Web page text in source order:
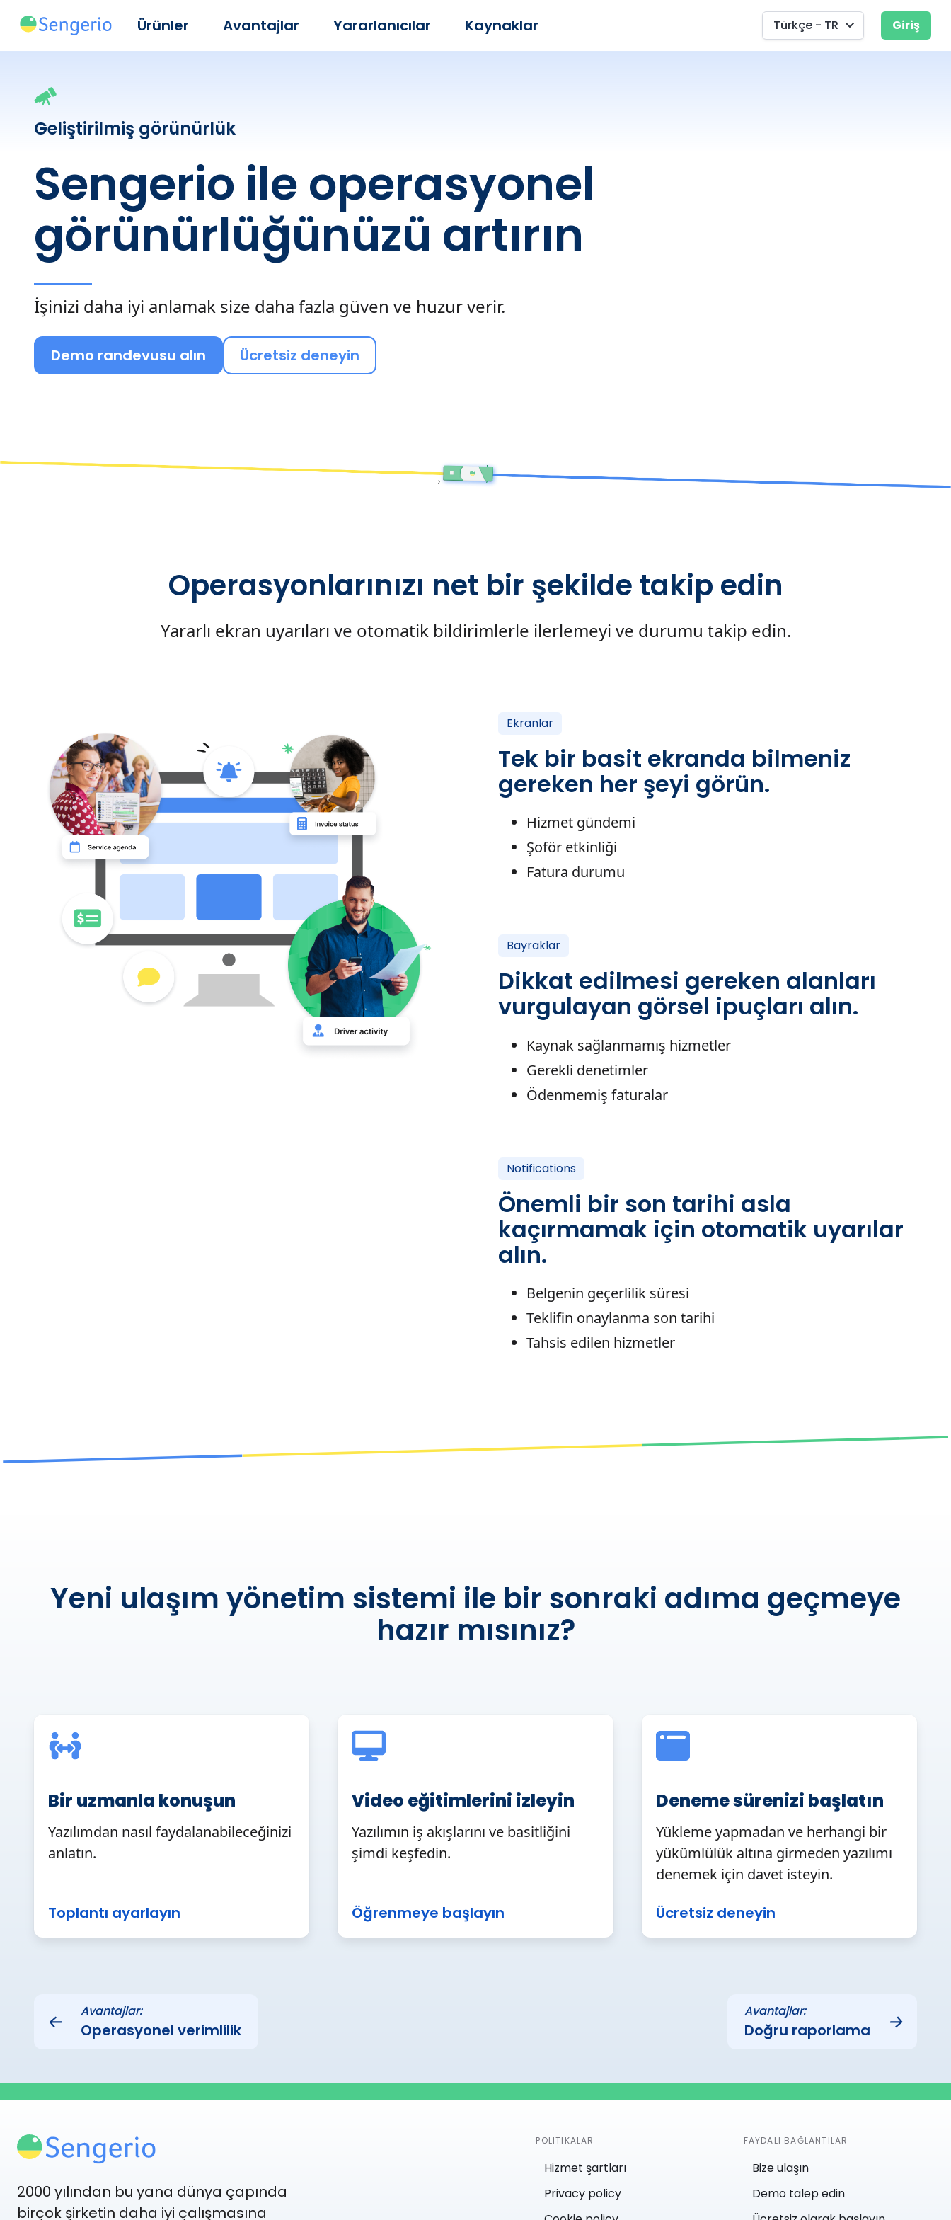
Ürünler Avantajlar Yararlanıcılar Kaynaklar Türkçe - TR Giriş
Geliştirilmiş görünürlük
Sengerio ile operasyonel
görünürlüğünüzü artırın
İşinizi daha iyi anlamak size daha fazla güven ve huzur verir.
Demo randevusu alın Ücretsiz deneyin
Operasyonlarınızı net bir şekilde takip edin
Yararlı ekran uyarıları ve otomatik bildirimlerle ilerlemeyi ve durumu takip edin.
Ekranlar
Tek bir basit ekranda bilmeniz
gereken her şeyi görün.
Hizmet gündemi
Şoför etkinliği
Fatura durumu
Bayraklar
Dikkat edilmesi gereken alanları
vurgulayan görsel ipuçları alın.
Kaynak sağlanmamış hizmetler
Gerekli denetimler
Ödenmemiş faturalar
Notifications
Önemli bir son tarihi asla
kaçırmamak için otomatik uyarılar
alın.
Belgenin geçerlilik süresi
Teklifin onaylanma son tarihi
Tahsis edilen hizmetler
Yeni ulaşım yönetim sistemi ile bir sonraki adıma geçmeye
hazır mısınız?
Bir uzmanla konuşun
Yazılımdan nasıl faydalanabileceğinizi
anlatın.
Toplantı ayarlayın
Video eğitimlerini izleyin
Yazılımın iş akışlarını ve basitliğini
şimdi keşfedin.
Öğrenmeye başlayın
Deneme sürenizi başlatın
Yükleme yapmadan ve herhangi bir
yükümlülük altına girmeden yazılımı
denemek için davet isteyin.
Ücretsiz deneyin
← Avantajlar:
Operasyonel verimlilik
Avantajlar:
Doğru raporlama →
2000 yılından bu yana dünya çapında
birçok şirketin daha iyi çalışmasına
POLITIKALAR
Hizmet şartları
Privacy policy
FAYDALI BAĞLANTILAR
Bize ulaşın
Demo talep edin